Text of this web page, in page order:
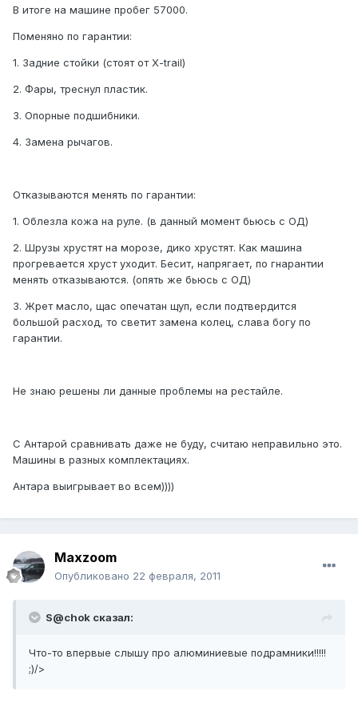
В итоге на машине пробег 57000.
Поменяно по гарантии:
1. Задние стойки (стоят от Х-trail)
2. Фары, треснул пластик.
3. Опорные подшибники.
4. Замена рычагов.
Отказываются менять по гарантии:
1. Облезла кожа на руле. (в данный момент бьюсь с ОД)
2. Шрузы хрустят на морозе, дико хрустят. Как машина
прогревается хруст уходит. Бесит, напрягает, по гнарантии
менять отказываются. (опять же бьюсь с ОД)
3. Жрет масло, щас опечатан щуп, если подтвердится
большой расход, то светит замена колец, слава богу по
гарантии.
Не знаю решены ли данные проблемы на рестайле.
С Антарой сравнивать даже не буду, считаю неправильно это.
Машины в разных комплектациях.
Антара выигрывает во всем))))
Maxzoom
Опубликовано 22 февраля, 2011
S@chok сказал:
Что-то впервые слышу про алюминиевые подрамники!!!!!
;)/>